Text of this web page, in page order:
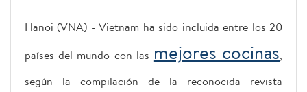
Hanoi (VNA) - Vietnam ha sido incluida entre los 20
países del mundo con las mejores cocinas,
según la compilación de la reconocida revista